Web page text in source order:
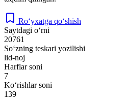
Ro‘yxatga qo‘shish
Saytdagi o‘rni
20761
So‘zning teskari yozilishi
lid-noj
Harflar soni
7
Ko‘rishlar soni
139